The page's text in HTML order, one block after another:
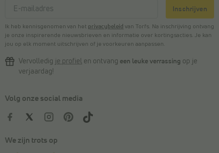
Inschrijven
Ik heb kennisgenomen van het privacybeleid van Torfs. Na inschrijving ontvang
je onze inspirerende nieuwsbrieven en informatie over kortingsacties. Je kan
jou op elk moment uitschrijven of je voorkeuren aanpassen.
Vervolledig je profiel en ontvang een leuke verrassing op je
verjaardag!
Volg onze social media
We zijn trots op